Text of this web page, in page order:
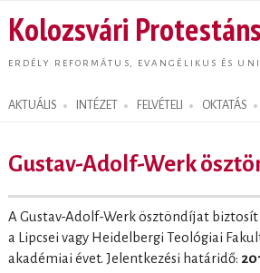
Kolozsvári
ERDÉLY REFORMÁTUS, EVANGÉLIKUS ÉS
AKTUÁLIS INTÉZET FELVÉTELI OKTATÁS
Search form
Gustav-Adolf-Werk
A Gustav-Adolf-Werk ösztöndíjat
a Lipcsei vagy Heidelbergi Teológiai
akadémiai évet. Jelentkezési határidő: